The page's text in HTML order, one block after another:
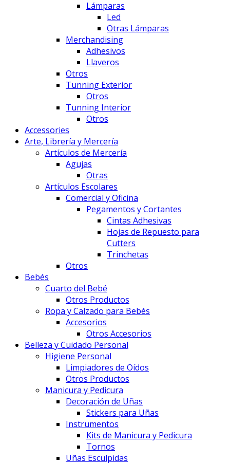
Lámparas
Led
Otras Lámparas
Merchandising
Adhesivos
Llaveros
Otros
Tunning Exterior
Otros
Tunning Interior
Otros
Accessories
Arte, Librería y Mercería
Artículos de Mercería
Agujas
Otras
Artículos Escolares
Comercial y Oficina
Pegamentos y Cortantes
Cintas Adhesivas
Hojas de Repuesto para
Cutters
Trinchetas
Otros
Bebés
Cuarto del Bebé
Otros Productos
Ropa y Calzado para Bebés
Accesorios
Otros Accesorios
Belleza y Cuidado Personal
Higiene Personal
Limpiadores de Oídos
Otros Productos
Manicura y Pedicura
Decoración de Uñas
Stickers para Uñas
Instrumentos
Kits de Manicura y Pedicura
Tornos
Uñas Esculpidas